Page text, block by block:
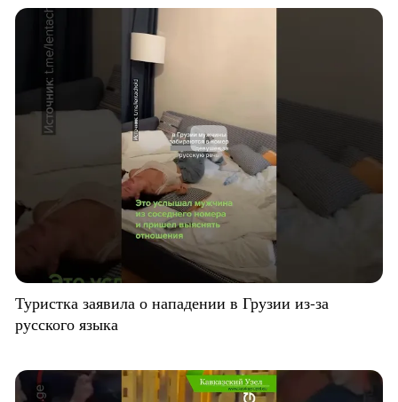
Туристка заявила о нападении в Грузии из-за
русского языка